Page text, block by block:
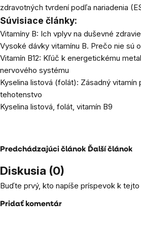
zdravotných tvrdení podľa nariadenia
Súvisiace články:
Vitamíny B: Ich vplyv na duševné
Vysoké dávky vitamínu B. Prečo nie sú
Vitamín B12: Kľúč k energetickému
nervového systému
Kyselina listová (folát): Zásadný vitamín
tehotenstvo
Kyselina listová, folát, vitamín B9
Predchádzajúci článok Ďalší článok
Diskusia (0)
Buďte prvý, kto napíše príspevok k
Pridať komentár